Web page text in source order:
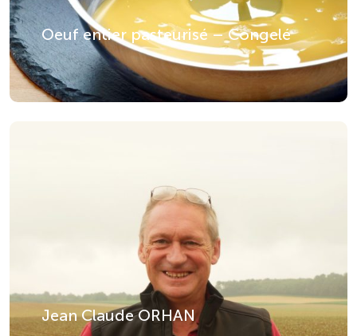
Oeuf entier pasteurisé – Congelé
Jean Claude ORHAN